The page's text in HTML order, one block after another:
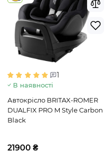
1
В наявності
Автокрісло BRITAX-ROMER
DUALFIX PRO M Style Carbon
Black
21900 ₴